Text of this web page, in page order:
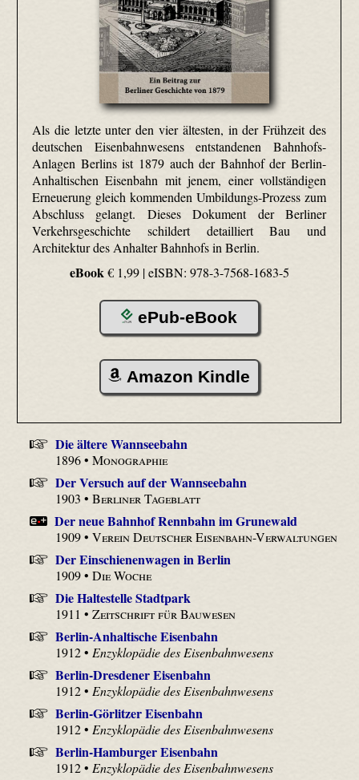
Als die letzte unter den vier ältesten, in der Frühzeit des
deutschen Eisenbahnwesens entstandenen Bahnhofs-
Anlagen Berlins ist 1879 auch der Bahnhof der Berlin-
Anhaltischen Eisenbahn mit jenem, einer vollständigen
Erneuerung gleich kommenden Umbildungs-Prozess zum
Abschluss gelangt. Dieses Dokument der Berliner
Verkehrsgeschichte schildert detailliert Bau und
Architektur des Anhalter Bahnhofs in Berlin.
eBook€ 1,99 |eISBN: 978-3-7568-1683-5
ePub-eBook
Amazon Kindle
Die ältere Wannseebahn
1896 •Monographie
Der Versuch auf der Wannseebahn
1903 •Berliner Tageblatt
Der neue Bahnhof Rennbahn im Grunewald
1909 •Verein Deutscher Eisenbahn-Verwaltungen
Der Einschienenwagen in Berlin
1909 •Die Woche
Die Haltestelle Stadtpark
1911 •Zeitschrift für Bauwesen
Berlin-Anhaltische Eisenbahn
1912 •Enzyklopädie des Eisenbahnwesens
Berlin-Dresdener Eisenbahn
1912 •Enzyklopädie des Eisenbahnwesens
Berlin-Görlitzer Eisenbahn
1912 •Enzyklopädie des Eisenbahnwesens
Berlin-Hamburger Eisenbahn
1912 •Enzyklopädie des Eisenbahnwesens